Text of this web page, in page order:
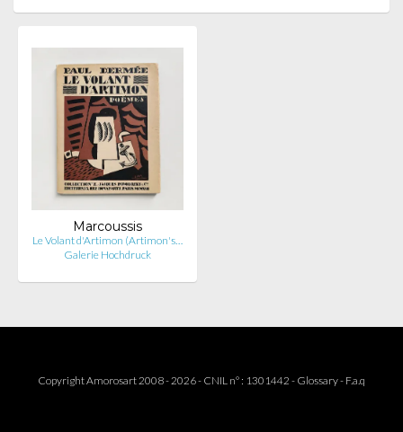
Marcoussis
Le Volant d'Artimon (Artimon's…
Galerie Hochdruck
Copyright Amorosart 2008 - 2026 - CNIL n° : 1301442 - Glossary- F.a.q